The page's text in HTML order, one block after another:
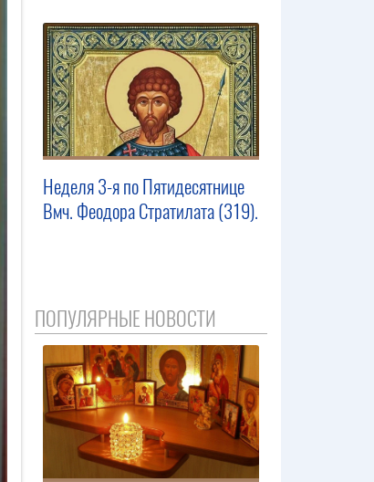
Неделя 3-я по Пятидесятнице
Вмч. Феодора Стратилата (319).
ПОПУЛЯРНЫЕ НОВОСТИ